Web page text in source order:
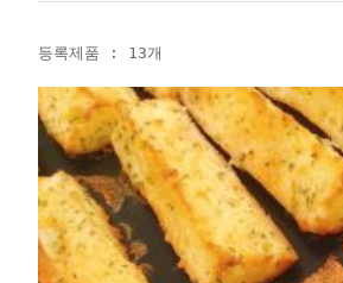
등록제품 : 13개